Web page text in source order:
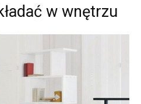
w wnętrzu